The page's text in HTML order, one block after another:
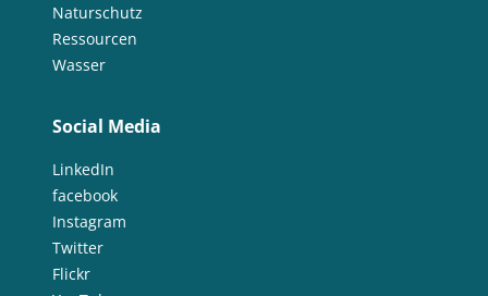
Naturschutz
Ressourcen
Wasser
Social Media
LinkedIn
facebook
Instagram
Twitter
Flickr